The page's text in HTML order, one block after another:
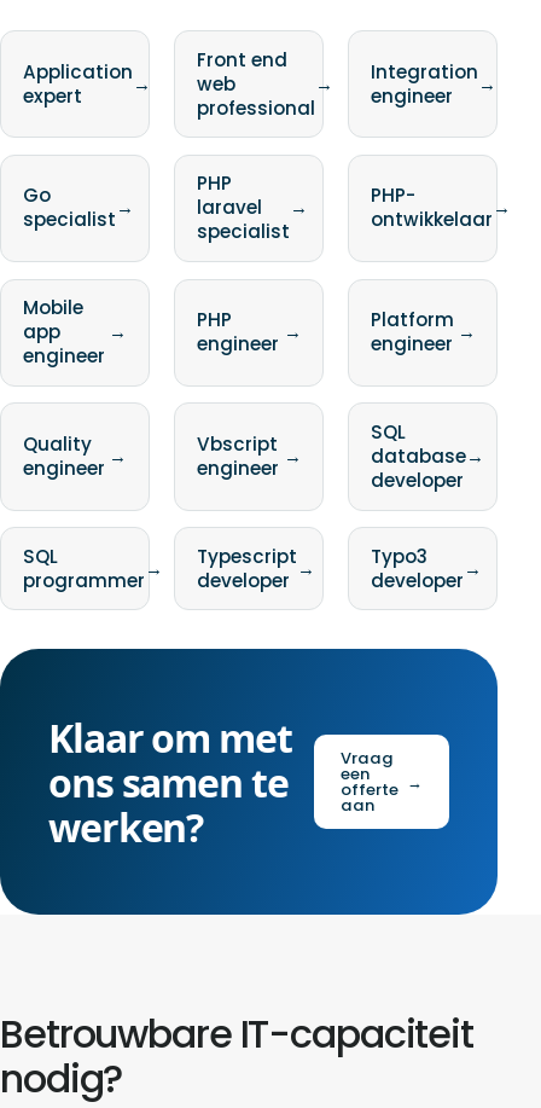
Application
expert
→
Front end
web
professional
→
Integration
engineer
→
Go
specialist→
PHP
laravel
specialist
→
PHP-
ontwikkelaar→
Mobile
app
engineer
→
PHP
engineer →
Platform
engineer →
Quality
engineer →
Vbscript
engineer →
SQL
database
developer
→
SQL
programmer→
Typescript
developer →
Typo3
developer→
Klaar om met
ons samen te
werken?
Vraag
een
offerte
aan
→
Betrouwbare IT-capaciteit
nodig?